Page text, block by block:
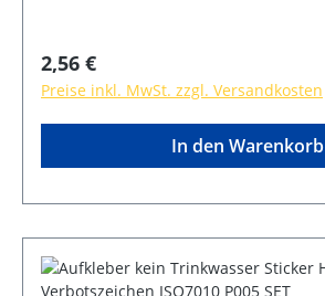
Regulärer Preis:
2,56 €
Preise inkl. MwSt. zzgl. Versandkosten
In den Warenkorb